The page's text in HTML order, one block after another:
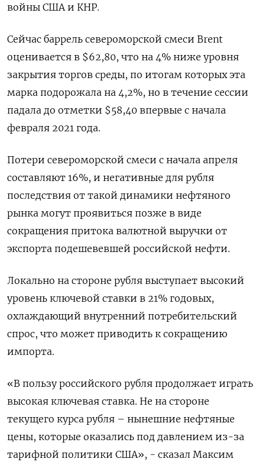
войны США и КНР.
Сейчас баррель североморской смеси Brent
оценивается в $62,80, что на 4% ниже уровня
закрытия торгов среды, по итогам которых эта
марка подорожала на 4,2%, но в течение сессии
падала до отметки $58,40 впервые с начала
февраля 2021 года.
Потери североморской смеси с начала апреля
составляют 16%, и негативные для рубля
последствия от такой динамики нефтяного
рынка могут проявиться позже в виде
сокращения притока валютной выручки от
экспорта подешевевшей российской нефти.
Локально на стороне рубля выступает высокий
уровень ключевой ставки в 21% годовых,
охлаждающий внутренний потребительский
спрос, что может приводить к сокращению
импорта.
«В пользу российского рубля продолжает играть
высокая ключевая ставка. Не на стороне
текущего курса рубля – нынешние нефтяные
цены, которые оказались под давлением из-за
тарифной политики США», - сказал Максим